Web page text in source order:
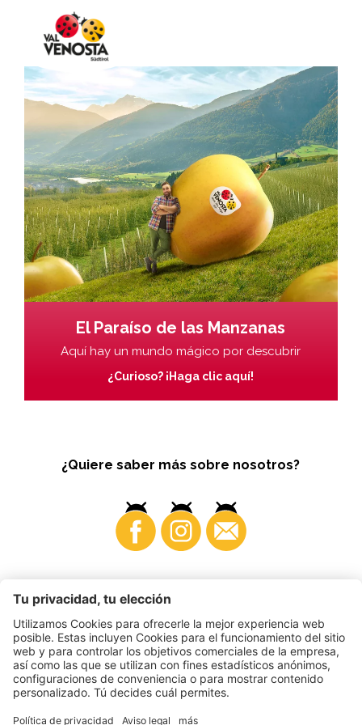
El Paraíso de las Manzanas
Aquí hay un mundo mágico por descubrir
¿Curioso? ¡Haga clic aquí!
¿Quiere saber más sobre nosotros?
Business